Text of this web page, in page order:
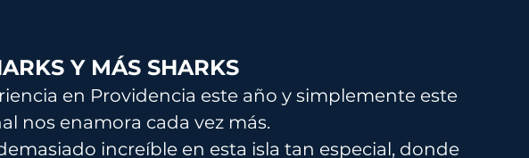
Y MÁS SHARKS
en Providencia este año y simplemente este
nos enamora cada vez más.
increíble en esta isla tan especial, donde